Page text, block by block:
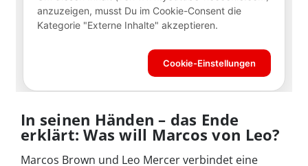
In seinen Händen – das Ende
erklärt: Was will Marcos von Leo?
Marcos Brown und Leo Mercer verbindet eine